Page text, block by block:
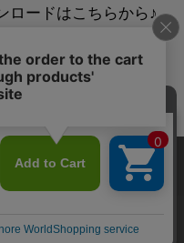
ロードはこちらから♪
だけるようCookieを利用し
ポリシー
をご確認くださ
承諾する